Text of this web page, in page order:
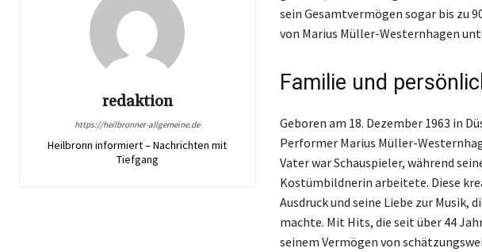
redaktion
https://heilbronner-allgemeine.de
Heilbronn informiert – Nachrichten mit
Tiefgang
sein Gesamtvermögen sogar bis zu
von Marius Müller-Westernhagen
Familie und
Geboren am 18. Dezember 1963 in
Performer Marius Müller-
Vater war Schauspieler, während
Kostümbildnerin arbeitete. Diese
Ausdruck und seine Liebe zur Musik,
machte. Mit Hits, die seit über 44
seinem Vermögen von